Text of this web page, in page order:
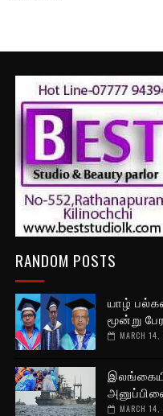
RANDOM POSTS
யாழ்
மூன்று
MARCH
MARCH